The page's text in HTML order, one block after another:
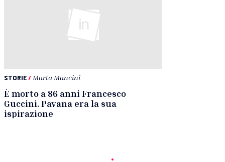
STORIE/ Marta Mancini
È morto a 86 anni Francesco
Guccini. Pavana era la sua
ispirazione